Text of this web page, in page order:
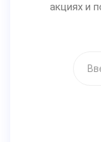
акциях и